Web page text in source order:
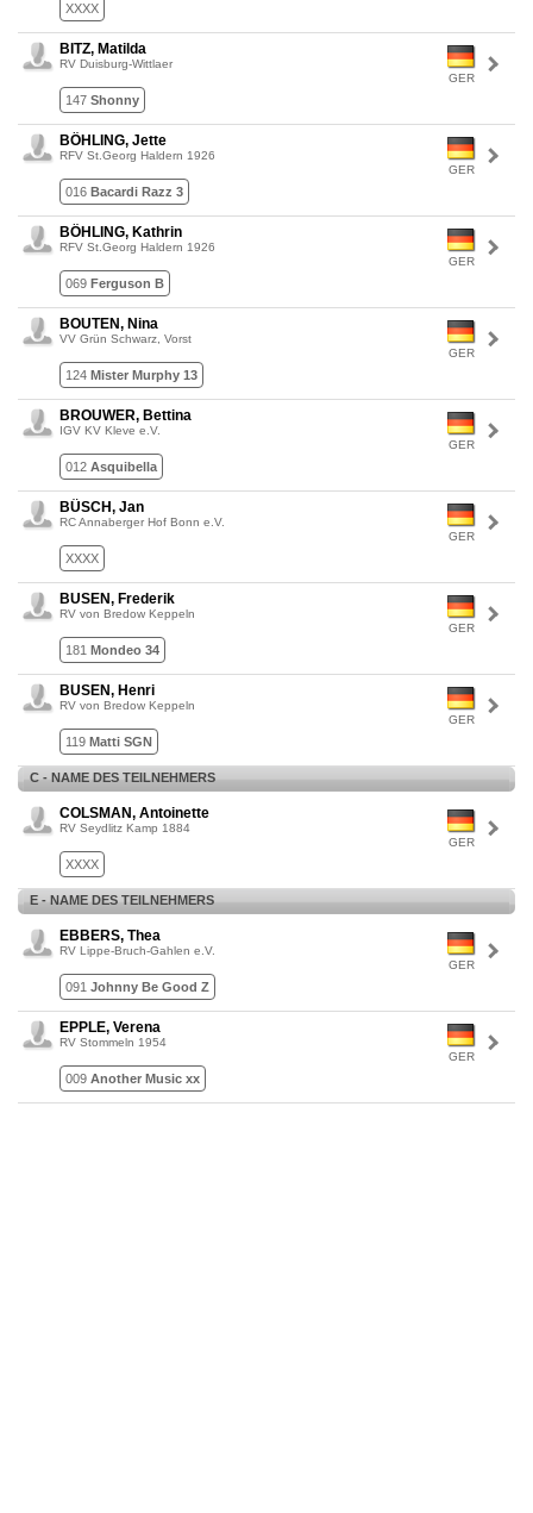
XXXX
GER
BITZ, Matilda
RV Duisburg-Wittlaer
147 Shonny
GER
BÖHLING, Jette
RFV St.Georg Haldern 1926
016 Bacardi Razz 3
GER
BÖHLING, Kathrin
RFV St.Georg Haldern 1926
069 Ferguson B
GER
BOUTEN, Nina
VV Grün Schwarz, Vorst
124 Mister Murphy 13
GER
BROUWER, Bettina
IGV KV Kleve e.V.
012 Asquibella
GER
BÜSCH, Jan
RC Annaberger Hof Bonn e.V.
XXXX
GER
BUSEN, Frederik
RV von Bredow Keppeln
181 Mondeo 34
GER
BUSEN, Henri
RV von Bredow Keppeln
119 Matti SGN
C - NAME DES TEILNEHMERS
GER
COLSMAN, Antoinette
RV Seydlitz Kamp 1884
XXXX
E - NAME DES TEILNEHMERS
GER
EBBERS, Thea
RV Lippe-Bruch-Gahlen e.V.
091 Johnny Be Good Z
GER
EPPLE, Verena
RV Stommeln 1954
009 Another Music xx